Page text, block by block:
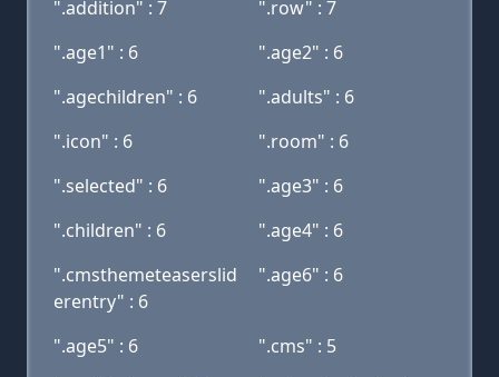
".addition" : 7
".row" : 7
".age1" : 6
".age2" : 6
".agechildren" : 6
".adults" : 6
".icon" : 6
".room" : 6
".selected" : 6
".age3" : 6
".children" : 6
".age4" : 6
".cmsthemeteaserslid
erentry" : 6
".age6" : 6
".age5" : 6
".cms" : 5